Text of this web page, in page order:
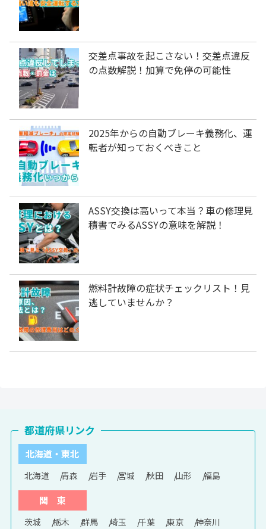
交差点事故を起こさない！交差点違反
の点数解説！加算で免停の可能性
2025年からの自動ブレーキ義務化、運
転者が知っておくべきこと
ASSY交換は高いって本当？車の修理見
積書でみるASSYの意味を解説！
燃料計故障の症状チェックリスト！見
逃していませんか？
北海道・東北
北海道 青森 岩手 宮城 秋田 山形 福島
関 東
茨城 栃木 群馬 埼玉 千葉 東京 神奈川
都道府県リンク